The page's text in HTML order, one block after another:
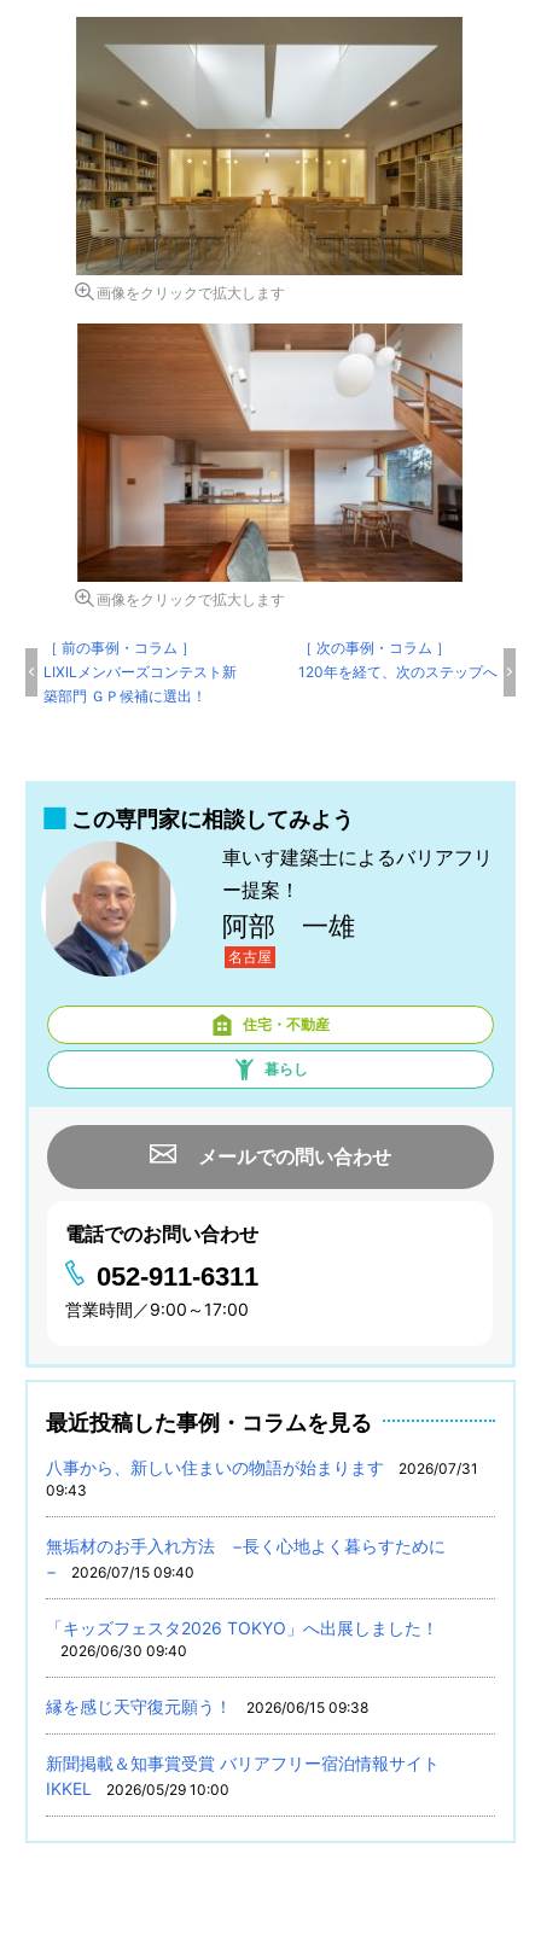
画像をクリックで拡大します
画像をクリックで拡大します
［ 前の事例・コラム ］
LIXILメンバーズコンテスト新
築部門 ＧＰ候補に選出！
［ 次の事例・コラム ］
120年を経て、次のステップへ
この専門家に相談してみよう
車いす建築士によるバリアフリ
ー提案！
阿部 一雄
名古屋
住宅・不動産
暮らし
メールでの問い合わせ
電話でのお問い合わせ
052-911-6311
営業時間／9:00～17:00
最近投稿した事例・コラムを見る
八事から、新しい住まいの物語が始まります
2026/07/31
09:43
無垢材のお手入れ方法 −長く心地よく暮らすために
−
2026/07/15 09:40
「キッズフェスタ2026 TOKYO」へ出展しました！
2026/06/30 09:40
縁を感じ天守復元願う！ 2026/06/15 09:38
新聞掲載＆知事賞受賞 バリアフリー宿泊情報サイト
IKKEL
2026/05/29 10:00